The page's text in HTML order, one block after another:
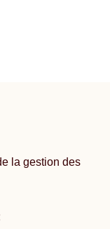
la gestion des